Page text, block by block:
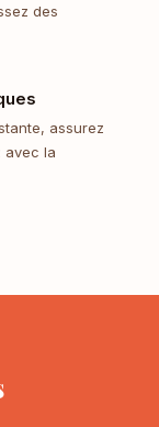
des
assurez
avec la